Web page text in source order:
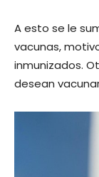
A esto se le
vacunas,
inmunizados.
desean